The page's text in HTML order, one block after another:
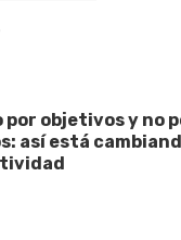
por objetivos y no
así está